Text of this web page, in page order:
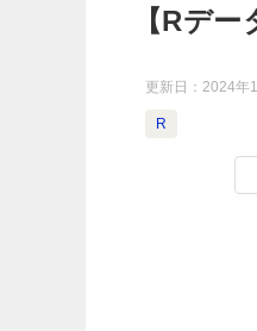
【Rデ
更新日： 2024年
R